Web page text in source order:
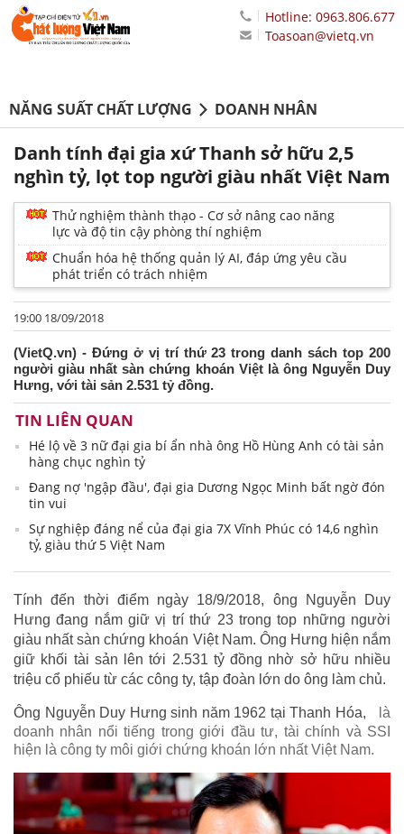
Hotline: 0963.806.677
Toasoan@vietq.vn
NĂNG SUẤT CHẤT LƯỢNG DOANH NHÂN
Danh tính đại gia xứ Thanh sở hữu 2,5
nghìn tỷ, lọt top người giàu nhất Việt Nam
Thử nghiệm thành thạo - Cơ sở nâng cao năng
lực và độ tin cậy phòng thí nghiệm
Chuẩn hóa hệ thống quản lý AI, đáp ứng yêu cầu
phát triển có trách nhiệm
19:00 18/09/2018
(VietQ.vn) - Đứng ở vị trí thứ 23 trong danh sách top 200
người giàu nhất sàn chứng khoán Việt là ông Nguyễn Duy
Hưng, với tài sản 2.531 tỷ đồng.
TIN LIÊN QUAN
Hé lộ về 3 nữ đại gia bí ẩn nhà ông Hồ Hùng Anh có tài sản
hàng chục nghìn tỷ
Đang nợ 'ngập đầu', đại gia Dương Ngọc Minh bất ngờ đón
tin vui
Sự nghiệp đáng nể của đại gia 7X Vĩnh Phúc có 14,6 nghìn
tỷ, giàu thứ 5 Việt Nam
Tính đến thời điểm ngày 18/9/2018, ông Nguyễn Duy
Hưng đang nắm giữ vị trí thứ 23 trong top những người
giàu nhất sàn chứng khoán Việt Nam. Ông Hưng hiện nắm
giữ khối tài sản lên tới 2.531 tỷ đồng nhờ sở hữu nhiều
triệu cổ phiếu từ các công ty, tập đoàn lớn do ông làm chủ.
Ông Nguyễn Duy Hưng sinh năm 1962 tại Thanh Hóa,
là
doanh nhân nổi tiếng trong giới đầu tư, tài chính và SSI
hiện là công ty môi giới chứng khoán lớn nhất Việt Nam.